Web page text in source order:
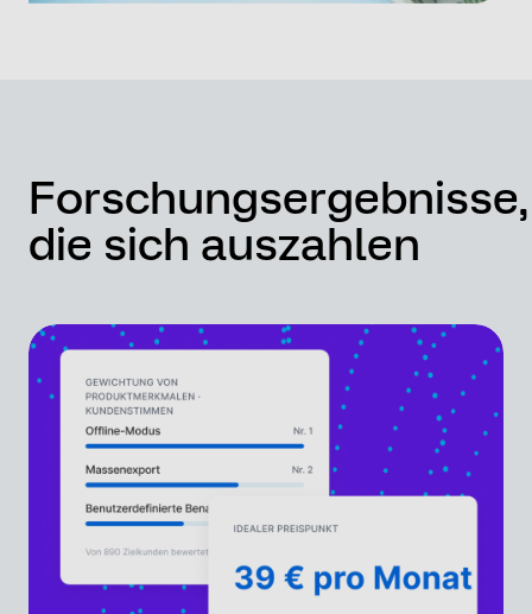
Forschungsergebnisse,
die sich auszahlen